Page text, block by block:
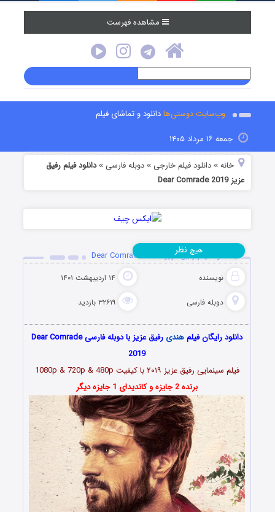
مشاهده فهرست
وب‌سایت دوستی‌هادانلود و تماشای فیلم
جمعه ۱۶ مرداد ۱۴۰۵
خانه »دانلود فیلم خارجی »دوبله فارسی »دانلود فیلم رفیق
عزیز Dear Comrade 2019
دانلود فیلم رفیق عزیز Dear Comrade 2019
نویسنده ۱۴ اردیبهشت ۱۴۰۱
دوبله فارسی ۳۲۶۱۹ بازدید
هیچ نظر
دانلود رایگان فیلمهندی
رفیق عزیز با دوبله فارسی Dear Comrade
2019
فیلم سینمایی رفیق عزیز ۲۰۱۹ با کیفیت 1080p & 720p & 480p
برنده 2 جایزه و کاندیدای 1 جایزه دیگر